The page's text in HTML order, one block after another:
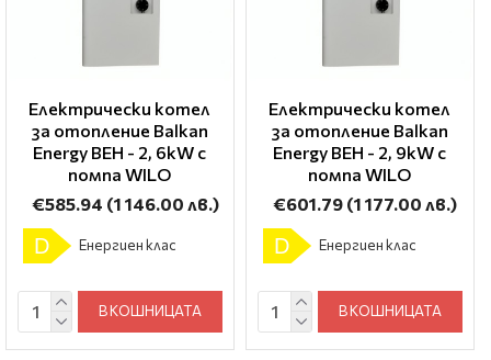
Електрически котел
за отопление Balkan
Energy BEH - 2, 6kW с
помпа WILO
€585.94 (1 146.00 лв.)
D Енергиен клас
В КОШНИЦАТА
Електрически котел
за отопление Balkan
Energy BEH - 2, 9kW с
помпа WILO
€601.79 (1 177.00 лв.)
D Енергиен клас
В КОШНИЦАТА